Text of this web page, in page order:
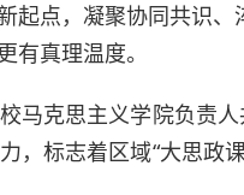
点，凝聚协同共识
真理温度。
马克思主义学院负责
标志着区域“大思政